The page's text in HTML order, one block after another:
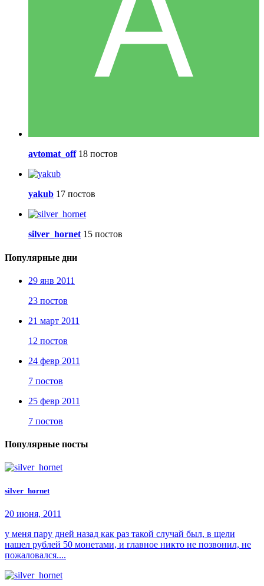
avtomat_off 18 постов
yakub 17 постов
silver_hornet 15 постов
Популярные дни
29 янв 2011
23 постов
21 март 2011
12 постов
24 февр 2011
7 постов
25 февр 2011
7 постов
Популярные посты
silver_hornet
20 июня, 2011
у меня пару дней назад как раз такой случай был, в щели
нашел рублей 50 монетами, и главное никто не позвонил, не
пожаловался....